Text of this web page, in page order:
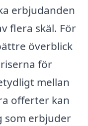
erbjudanden
flera skäl. För
överblick
för
mellan
offerter kan
som erbjuder